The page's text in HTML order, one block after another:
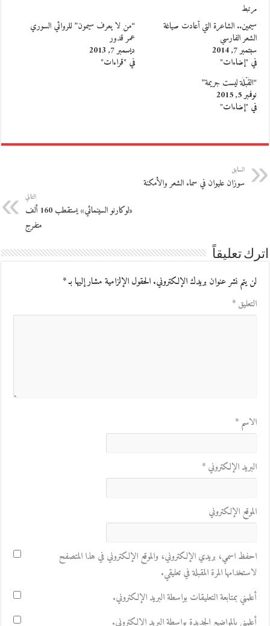
مرتبط
سيمين.. الشاعرة التي أعادت صياغة
الشعر الفارسي
سبتمبر 7, 2014
في "إضاءات"
“من لا يعرف سيمون” للروائي السوري
عمر قدور
ديسمبر 7, 2013
في "قراءات"
“القُبْلَة ليست جريمة”
نوفمبر 5, 2015
في "إضاءات"
السابق
سوزان عليوان في سماء الشعر والأمكنة
التالي
«لوكارنو السينمائي» يستقطب 160 ألف
متفرج
اترك تعليقاً
لن يتم نشر عنوان بريدك الإلكتروني.الحقول الإلزامية مشار إليها بـ*
التعليق*
الاسم*
البريد الإلكتروني*
الموقع الإلكتروني
احفظ اسمي، بريدي الإلكتروني، والموقع الإلكتروني في هذا المتصفح
لاستخدامها المرة المقبلة في تعليقي.
أعلمني بمتابعة التعليقات بواسطة البريد الإلكتروني.
أعلمني بالمواضيع الجديدة بواسطة البريد الإلكتروني.